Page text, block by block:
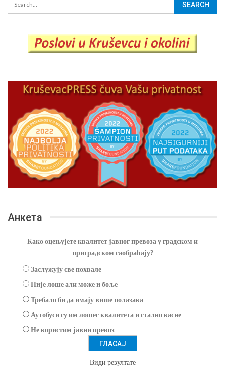
Анкета
Како оцењујете квалитет јавног превоза у градском и
приградском саобраћају?
Заслужују све похвале
Није лоше али може и боље
Требало би да имају више полазака
Аутобуси су им лошег квалитета и стално касне
Не користим јавни превоз
Види резултате